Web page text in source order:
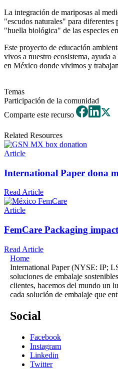
La integración de mariposas al
"escudos naturales" para
"huella biológica" de las especies
Este proyecto de educación
vivos a nuestro ecosistema, ayuda
en México donde vivimos y
Temas
Participación de la comunidad
Comparte este recurso
Related Resources
Article
International Paper dona
Read Article
Article
FemCare Packaging
Read Article
Home
International Paper (NYSE: IP;
soluciones de embalaje
clientes, hacemos del mundo un
cada solución de embalaje que
Social
Facebook
Instagram
Linkedin
Twitter